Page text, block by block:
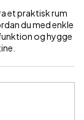
et praktisk rum
du med enkle
og hygge